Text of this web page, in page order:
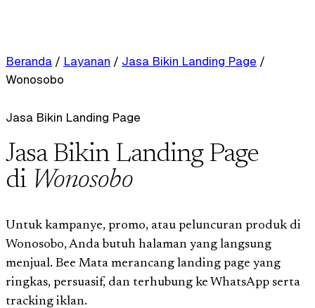
Beranda / Layanan / Jasa Bikin Landing Page /
Wonosobo
Jasa Bikin Landing Page
Jasa Bikin Landing Page
di Wonosobo
Untuk kampanye, promo, atau peluncuran produk di
Wonosobo, Anda butuh halaman yang langsung
menjual. Bee Mata merancang landing page yang
ringkas, persuasif, dan terhubung ke WhatsApp serta
tracking iklan.